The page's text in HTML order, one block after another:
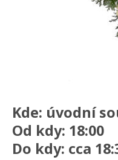
Kde: úvodní
Od kdy: 18:00
Do kdy: cca